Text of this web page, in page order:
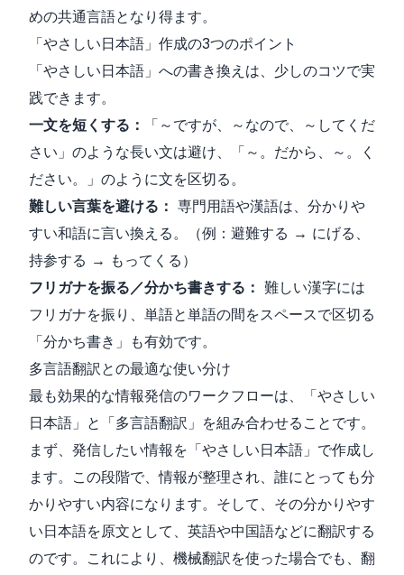
めの共通言語となり得ます。
「やさしい日本語」作成の3つのポイント
「やさしい日本語」への書き換えは、少しのコツで実
践できます。
一文を短くする：
「～ですが、～なので、～してくだ
さい」のような長い文は避け、「～。だから、～。く
ださい。」のように文を区切る。
難しい言葉を避ける： 専門用語や漢語は、分かりや
すい和語に言い換える。（例：避難する → にげる、
持参する → もってくる）
フリガナを振る／分かち書きする： 難しい漢字には
フリガナを振り、単語と単語の間をスペースで区切る
「分かち書き」も有効です。
多言語翻訳との最適な使い分け
最も効果的な情報発信のワークフローは、「やさしい
日本語」と「多言語翻訳」を組み合わせることです。
まず、発信したい情報を「やさしい日本語」で作成し
ます。この段階で、情報が整理され、誰にとっても分
かりやすい内容になります。そして、その分かりやす
い日本語を原文として、英語や中国語などに翻訳する
のです。これにより、機械翻訳を使った場合でも、翻